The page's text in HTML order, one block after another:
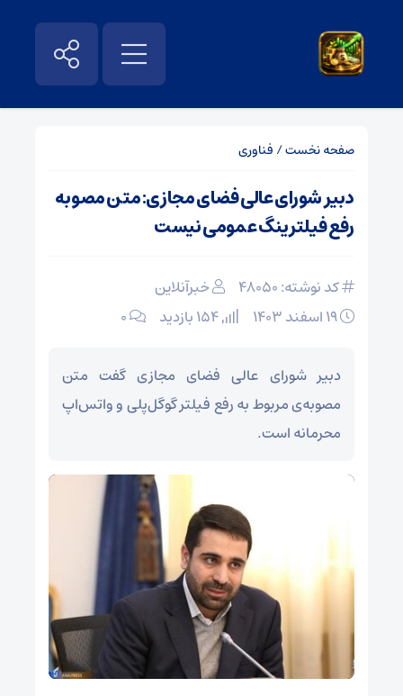
صفحه نخست/ فناوری
دبیر شورای عالی فضای مجازی: متن مصوبه
رفع فیلترینگ عمومی نیست
کد نوشته: 48050
خبرآنلاین
۰
دبیر شورای عالی فضای مجازی گفت متن
مصوبه‌ی مربوط به رفع فیلتر گوگل‌پلی و واتس‌اپ
محرمانه است.